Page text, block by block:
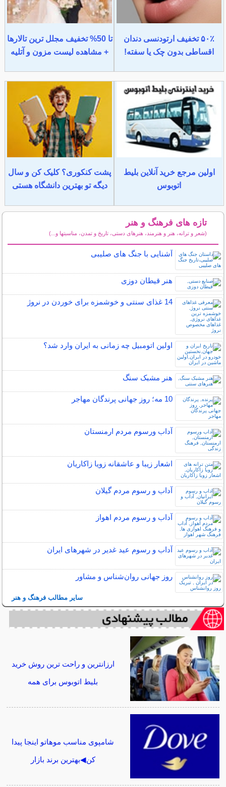
۵۰٪ تخفیف ارتودنسی دندان
اقساطی بدون چک یا سفته!
تا 50% تخفیف مجلل ترین تالارها
+ مشاهده لیست مزون و آتلیه
اولین مرجع خرید آنلاین بلیط
اتوبوس
پشت کنکوری؟ کلیک کن و سال
دیگه تو بهترین دانشگاه هستی
تازه های فرهنگ و هنر
(شعر و ترانه، هنر و هنرمند، هنرهای دستی، تاریخ و تمدن، مناسبتها و...)
آشنایی با جنگ های صلیبی
هنر قیطان دوزی
14 غذای سنتی و خوشمزه برای خوردن در نروژ
اولین اتومبیل چه زمانی به ایران وارد شد؟
هنر مشبک سنگ
10 مه؛ روز جهانی پرندگان مهاجر
آداب ورسوم مردم ارمنستان
اشعار زیبا و عاشقانه زویا زاکاریان
آداب و رسوم مردم گیلان
آداب و رسوم مردم اهواز
آداب و رسوم عید غدیر در شهرهای ایران
روز جهانی روان‌شناس و مشاور
سایر مطالب فرهنگ و هنر
ارزانترین و راحت ترین روش خرید
بلیط اتوبوس برای همه
شامپوی مناسب موهاتو اینجا پیدا
کن◀بهترین برند بازار